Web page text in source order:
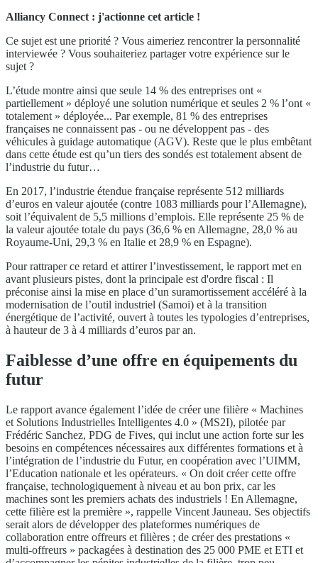
Alliancy Connect : j'actionne cet article !
Ce sujet est une priorité ? Vous aimeriez rencontrer la personnalité
interviewée ? Vous souhaiteriez partager votre expérience sur le
sujet ?
L’étude montre ainsi que seule 14 % des entreprises ont «
partiellement » déployé une solution numérique et seules 2 % l’ont «
totalement » déployée... Par exemple, 81 % des entreprises
françaises ne connaissent pas - ou ne développent pas - des
véhicules à guidage automatique (AGV). Reste que le plus embêtant
dans cette étude est qu’un tiers des sondés est totalement absent de
l’industrie du futur…
En 2017, l’industrie étendue française représente 512 milliards
d’euros en valeur ajoutée (contre 1083 milliards pour l’Allemagne),
soit l’équivalent de 5,5 millions d’emplois. Elle représente 25 % de
la valeur ajoutée totale du pays (36,6 % en Allemagne, 28,0 % au
Royaume-Uni, 29,3 % en Italie et 28,9 % en Espagne).
Pour rattraper ce retard et attirer l’investissement, le rapport met en
avant plusieurs pistes, dont la principale est d'ordre fiscal : Il
préconise ainsi la mise en place d’un suramortissement accéléré à la
modernisation de l’outil industriel (Samoi) et à la transition
énergétique de l’activité, ouvert à toutes les typologies d’entreprises,
à hauteur de 3 à 4 milliards d’euros par an.
Faiblesse d’une offre en équipements du
futur
Le rapport avance également l’idée de créer une filière « Machines
et Solutions Industrielles Intelligentes 4.0 » (MS2I), pilotée par
Frédéric Sanchez, PDG de Fives, qui inclut une action forte sur les
besoins en compétences nécessaires aux différentes formations et à
l’intégration de l’industrie du Futur, en coopération avec l’UIMM,
l’Education nationale et les opérateurs. « On doit créer cette offre
française, technologiquement à niveau et au bon prix, car les
machines sont les premiers achats des industriels ! En Allemagne,
cette filière est la première », rappelle Vincent Jauneau. Ses objectifs
serait alors de développer des plateformes numériques de
collaboration entre offreurs et filières ; de créer des prestations «
multi-offreurs » packagées à destination des 25 000 PME et ETI et